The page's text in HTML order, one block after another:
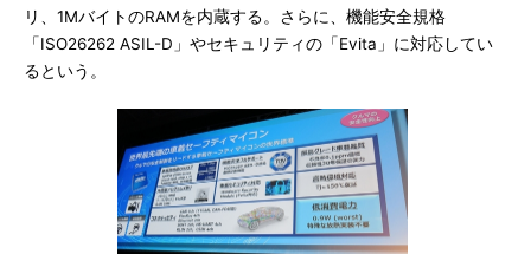
リ、1MバイトのRAMを内蔵する。さらに、機能安全規格
「ISO26262 ASIL-D」やセキュリティの「Evita」に対応してい
るという。